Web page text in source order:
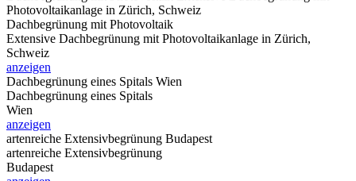
Photovoltaikanlage in Zürich, Schweiz
Dachbegrünung mit Photovoltaik
Extensive Dachbegrünung mit Photovoltaikanlage in Zürich,
Schweiz
anzeigen
Dachbegrünung eines Spitals Wien
Dachbegrünung eines Spitals
Wien
anzeigen
artenreiche Extensivbegrünung Budapest
artenreiche Extensivbegrünung
Budapest